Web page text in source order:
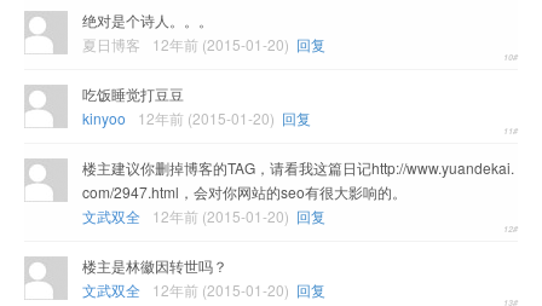
绝对是个诗人。。。
夏日博客
12年前 (2015-01-20) 回复
吃饭睡觉打豆豆
kinyoo
12年前 (2015-01-20) 回复
楼主建议你删掉博客的TAG，请看我这篇日记http://www.yuandekai.
com/2947.html，会对你网站的seo有很大影响的。
文武双全
12年前 (2015-01-20) 回复
楼主是林徽因转世吗？
文武双全
12年前 (2015-01-20) 回复